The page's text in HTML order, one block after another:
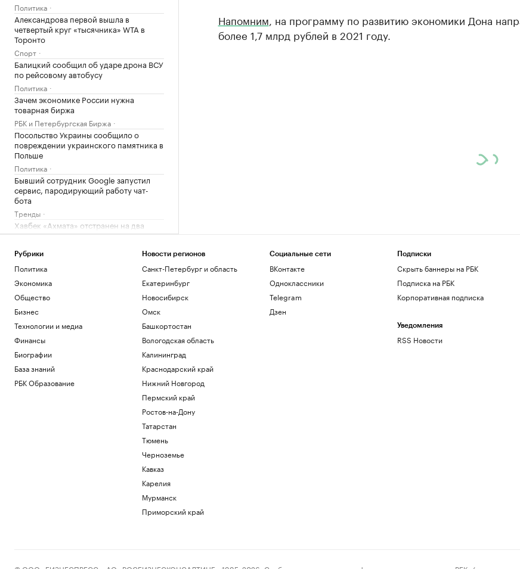
Политика
Александрова первой вышла в
четвертый круг «тысячника» WTA в
Торонто
Спорт
Балицкий сообщил об ударе дрона ВСУ
по рейсовому автобусу
Политика
Зачем экономике России нужна
товарная биржа
РБК и Петербургская Биржа
Посольство Украины сообщило о
повреждении украинского памятника в
Польше
Политика
Бывший сотрудник Google запустил
сервис, пародирующий работу чат-
бота
Тренды
Хавбек «Ахмата» отстранен на два
матча за удар локтем игрока
Спорт
В Германии при столкновении двух
трамваев пострадали 25 человек
Общество
Спасатели эвакуировали двух
российских туристов в горах
Казахстана
Общество
Число антикоррупционных исков в
Москве выросло почти на треть за
полгода
Общество
«Росатом» подписал соглашение о
Семь признаков успешного бизнес-
Китай ужесточил правила экспорта в
Напомним , на программу по развитию экономики Дона
более 1,7 млрд рублей в 2021 году.
Рубрики
Политика
Экономика
Общество
Бизнес
Технологии и медиа
Финансы
Биографии
База знаний
РБК Образование
Новости регионов
Санкт-Петербург и область
Екатеринбург
Новосибирск
Омск
Башкортостан
Вологодская область
Калининград
Краснодарский край
Нижний Новгород
Пермский край
Ростов-на-Дону
Татарстан
Тюмень
Черноземье
Кавказ
Карелия
Мурманск
Приморский край
Социальные сети
ВКонтакте
Одноклассники
Telegram
Дзен
Подписки
Скрыть баннеры на РБК
Подписка на РБК
Корпоративная подписка
Уведомления
RSS Новости